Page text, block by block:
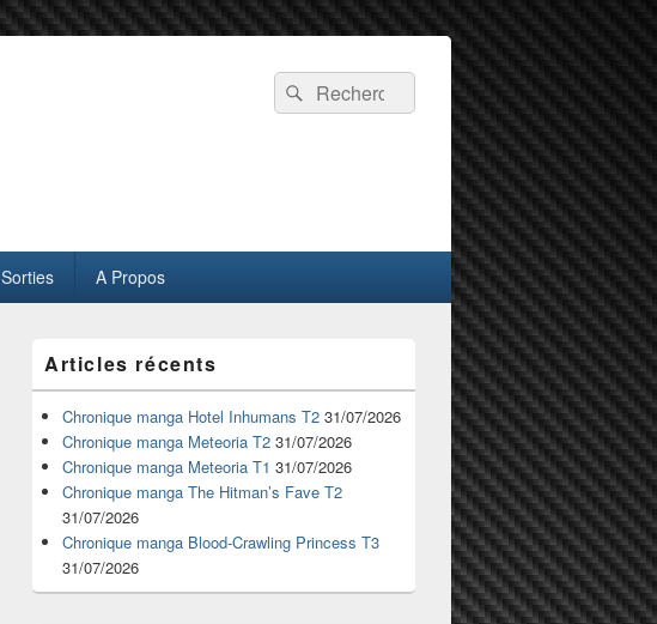
Recherche :
Rechercher
Sorties A Propos
principale
de
widget
pour
barre
latérale
Articles récents
Chronique manga Hotel Inhumans T2 31/07/2026
Chronique manga Meteoria T2 31/07/2026
Chronique manga Meteoria T1 31/07/2026
Chronique manga The Hitman’s Fave T2
31/07/2026
Chronique manga Blood-Crawling Princess T3
31/07/2026